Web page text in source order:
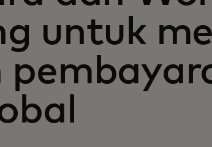
untuk